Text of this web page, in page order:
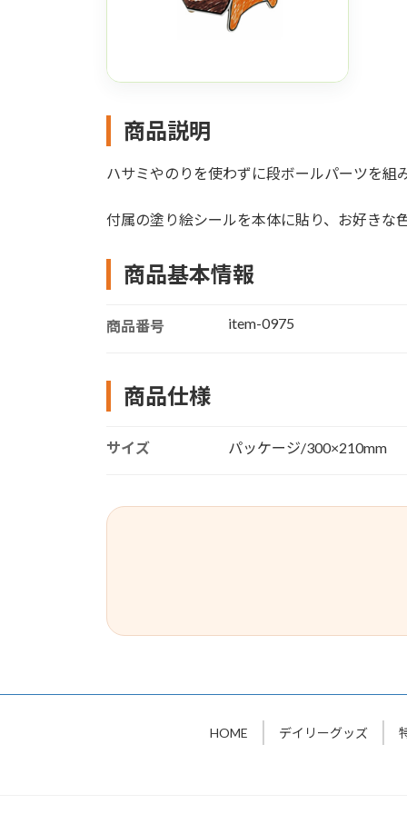
商品説明
ハサミやのりを使わずに段ボールパーツを組
付属の塗り絵シールを本体に貼り、お好きな
商品基本情報
商品番号 item-0975
商品仕様
サイズ パッケージ/300×210mm
HOME デイリーグッズ